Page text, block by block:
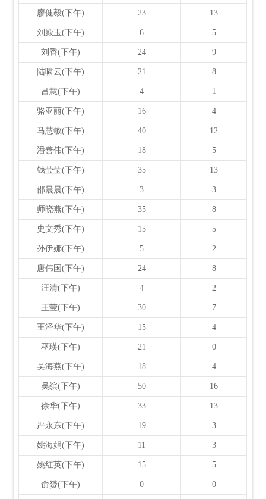
廖健毅(下午) 23 13
刘殿玉(下午) 6 5
刘香(下午) 24 9
陆啸云(下午) 21 8
吕慧(下午) 4 1
骆亚丽(下午) 16 4
马慧敏(下午) 40 12
潘善伟(下午) 18 5
钱莹莹(下午) 35 13
邵晨晨(下午) 3 3
师晓燕(下午) 35 8
史文秀(下午) 15 5
孙伊娜(下午) 5 2
唐伟国(下午) 24 8
汪清(下午) 4 2
王莹(下午) 30 7
王泽华(下午) 15 4
巫瑛(下午) 21 0
吴海燕(下午) 18 4
吴缤(下午) 50 16
徐华(下午) 33 13
严永东(下午) 19 3
姚海娟(下午) 11 3
姚红英(下午) 15 5
俞赟(下午) 0 0